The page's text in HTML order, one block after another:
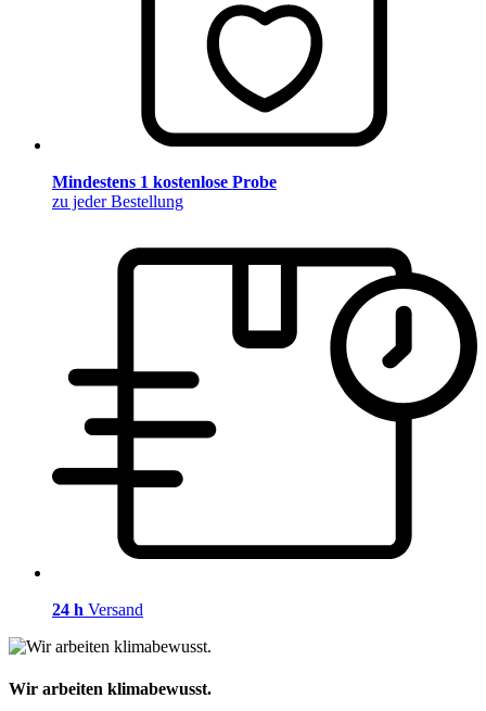
Mindestens 1 kostenlose Probe
zu jeder Bestellung
24 h Versand
Wir arbeiten klimabewusst.